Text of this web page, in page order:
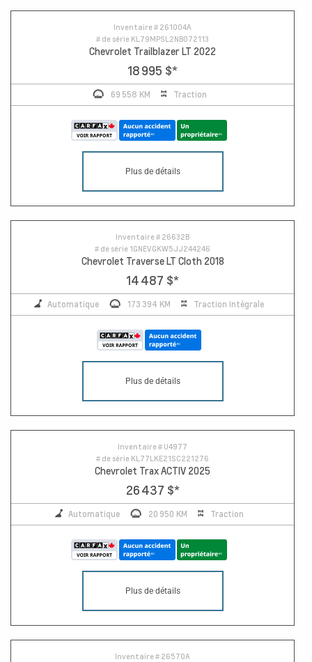
Inventaire # 261004A
# de série KL79MPSL2NB072113
Chevrolet Trailblazer LT 2022
18 995 $*
69 558 KM Traction
Plus de détails
Inventaire # 26632B
# de série 1GNEVGKW5JJ244246
Chevrolet Traverse LT Cloth 2018
14 487 $*
Automatique 173 394 KM Traction Intégrale
Plus de détails
Inventaire # U4977
# de série KL77LKE21SC221276
Chevrolet Trax ACTIV 2025
26 437 $*
Automatique 20 950 KM Traction
Plus de détails
Inventaire # 26570A